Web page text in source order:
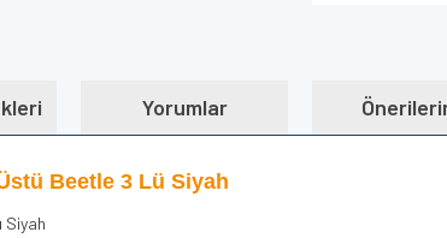
Yorumlar
Beetle 3 Lü Siyah
Siyah